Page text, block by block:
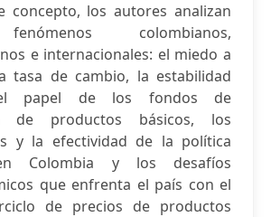
concepto, los autores analizan
colombianos,
e internacionales: el miedo a
tasa de cambio, la estabilidad
papel de los fondos de
de productos básicos, los
y la efectividad de la política
Colombia y los desafíos
que enfrenta el país con el
de precios de productos